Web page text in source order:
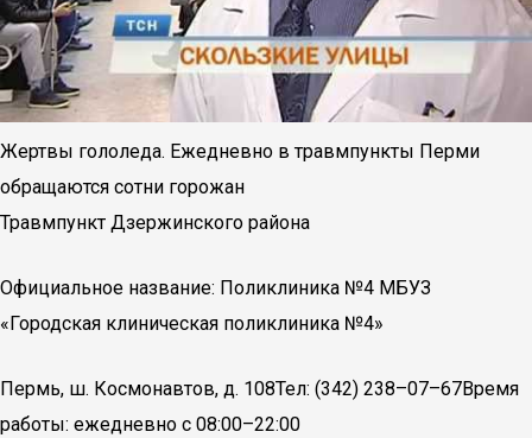
Жертвы гололеда. Ежедневно в травмпункты Перми
обращаются сотни горожан
Травмпункт Дзержинского района
Официальное название: Поликлиника №4 МБУЗ
«Городская клиническая поликлиника №4»
Пермь, ш. Космонавтов, д. 108Тел: (342) 238–07–67Время
работы: ежедневно с 08:00–22:00